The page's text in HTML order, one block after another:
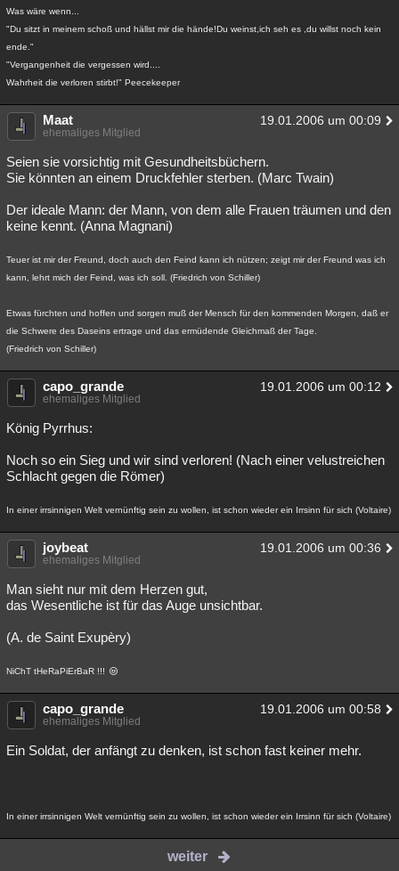
Was wäre wenn...
"Du sitzt in meinem schoß und hällst mir die hände!Du weinst,ich seh es ,du willst noch kein
ende."
"Vergangenheit die vergessen wird....
Wahrheit die verloren stirbt!" Peecekeeper
Maat 19.01.2006 um 00:09
ehemaliges Mitglied
Seien sie vorsichtig mit Gesundheitsbüchern.
Sie könnten an einem Druckfehler sterben. (Marc Twain)
Der ideale Mann: der Mann, von dem alle Frauen träumen und den
keine kennt. (Anna Magnani)
Teuer ist mir der Freund, doch auch den Feind kann ich nützen; zeigt mir der Freund was ich
kann, lehrt mich der Feind, was ich soll. (Friedrich von Schiller)
Etwas fürchten und hoffen und sorgen muß der Mensch für den kommenden Morgen, daß er
die Schwere des Daseins ertrage und das ermüdende Gleichmaß der Tage.
(Friedrich von Schiller)
capo_grande 19.01.2006 um 00:12
ehemaliges Mitglied
König Pyrrhus:
Noch so ein Sieg und wir sind verloren! (Nach einer velustreichen
Schlacht gegen die Römer)
In einer irrsinnigen Welt vernünftig sein zu wollen, ist schon wieder ein Irrsinn für sich (Voltaire)
joybeat 19.01.2006 um 00:36
ehemaliges Mitglied
Man sieht nur mit dem Herzen gut,
das Wesentliche ist für das Auge unsichtbar.
(A. de Saint Exupèry)
NiChT tHeRaPiErBaR !!!
capo_grande 19.01.2006 um 00:58
ehemaliges Mitglied
Ein Soldat, der anfängt zu denken, ist schon fast keiner mehr.
In einer irrsinnigen Welt vernünftig sein zu wollen, ist schon wieder ein Irrsinn für sich (Voltaire)
weiter